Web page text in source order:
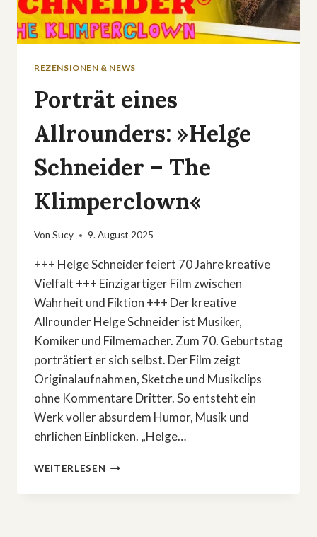
REZENSIONEN & NEWS
Porträt eines
Allrounders: »Helge
Schneider – The
Klimperclown«
Von Sucy 9. August 2025
+++ Helge Schneider feiert 70 Jahre kreative
Vielfalt +++ Einzigartiger Film zwischen
Wahrheit und Fiktion +++ Der kreative
Allrounder Helge Schneider ist Musiker,
Komiker und Filmemacher. Zum 70. Geburtstag
porträtiert er sich selbst. Der Film zeigt
Originalaufnahmen, Sketche und Musikclips
ohne Kommentare Dritter. So entsteht ein
Werk voller absurdem Humor, Musik und
ehrlichen Einblicken. „Helge…
WEITERLESEN PORTRÄT
ALLROUNDERS: